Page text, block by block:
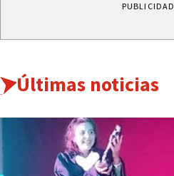
PUBLICIDAD
Últimas noticias